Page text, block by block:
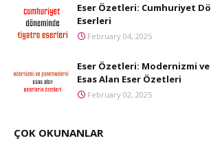
Eser Özetleri: Cumhuriyet
Eserleri
February 04, 2025
Eser Özetleri: Modernizmi
Esas Alan Eser Özetleri
February 02, 2025
ÇOK OKUNANLAR